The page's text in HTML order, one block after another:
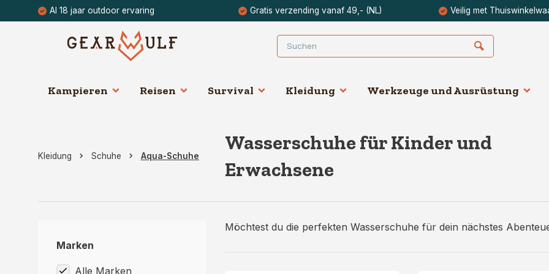
Al 18 jaar outdoor ervaring Gratis verzending vanaf 49,- (NL) Veilig met
Kampieren Reisen Survival Kleidung Werkzeuge und Ausrüstung
Kleidung Schuhe Aqua-Schuhe
Wasserschuhe für Kinder und
Erwachsene
Marken
Alle Marken
Möchtest du die perfekten Wasserschuhe für dein nächstes